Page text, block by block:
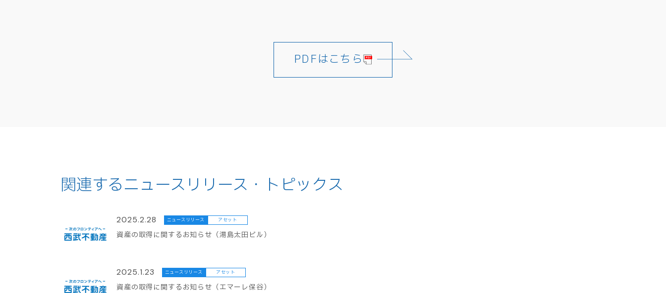
PDFはこちら
関連するニュースリリース・トピックス
2025.2.28 ニュースリリース アセット
資産の取得に関するお知らせ（湯島太田ビル）
2025.1.23 ニュースリリース アセット
資産の取得に関するお知らせ（エマーレ保谷）